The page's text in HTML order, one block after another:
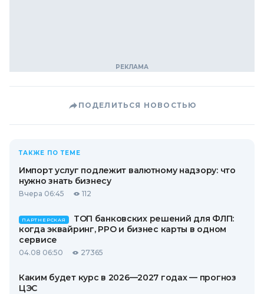
ПОДЕЛИТЬСЯ НОВОСТЬЮ
ТАКЖЕ ПО ТЕМЕ
Импорт услуг подлежит валютному надзору: что
нужно знать бизнесу
Вчера 06:45 112
ПАРТНЕРСКАЯ
ТОП банковских решений для ФЛП:
когда эквайринг, РРО и бизнес карты в одном
сервисе
04.08 06:50 27365
Каким будет курс в 2026—2027 годах — прогноз
ЦЭС